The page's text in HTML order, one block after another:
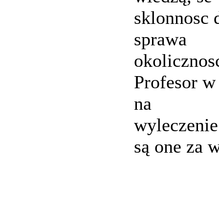
sklonnosc
sprawa
Profesor
na
są one za